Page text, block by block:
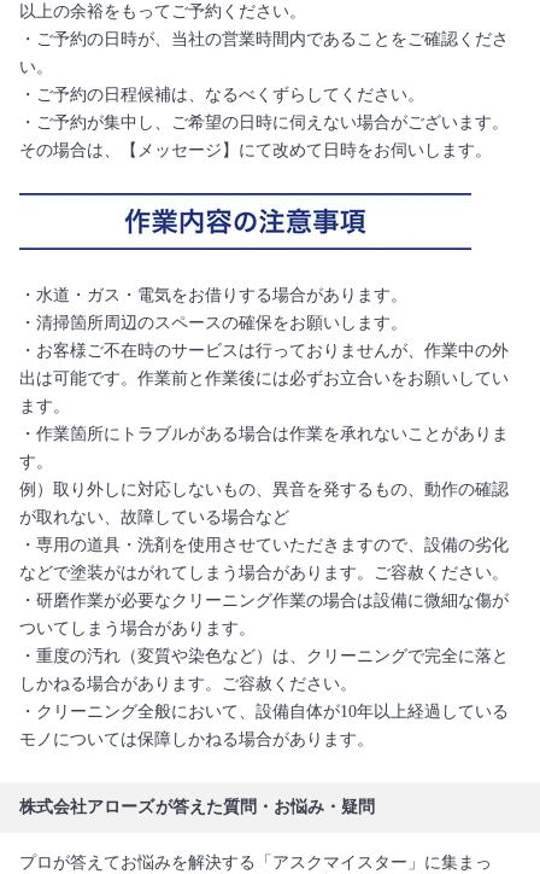
以上の余裕をもってご予約ください。
・ご予約の日時が、当社の営業時間内であることをご確認くださ
い。
・ご予約の日程候補は、なるべくずらしてください。
・ご予約が集中し、ご希望の日時に伺えない場合がございます。
その場合は、【メッセージ】にて改めて日時をお伺いします。
・水道・ガス・電気をお借りする場合があります。
・清掃箇所周辺のスペースの確保をお願いします。
・お客様ご不在時のサービスは行っておりませんが、作業中の外
出は可能です。作業前と作業後には必ずお立合いをお願いしてい
ます。
・作業箇所にトラブルがある場合は作業を承れないことがありま
す。
例）取り外しに対応しないもの、異音を発するもの、動作の確認
が取れない、故障している場合など
・専用の道具・洗剤を使用させていただきますので、設備の劣化
などで塗装がはがれてしまう場合があります。ご容赦ください。
・研磨作業が必要なクリーニング作業の場合は設備に微細な傷が
ついてしまう場合があります。
・重度の汚れ（変質や染色など）は、クリーニングで完全に落と
しかねる場合があります。ご容赦ください。
・クリーニング全般において、設備自体が10年以上経過している
モノについては保障しかねる場合があります。
株式会社アローズが答えた質問・お悩み・疑問
プロが答えてお悩みを解決する「アスクマイスター」に集まっ